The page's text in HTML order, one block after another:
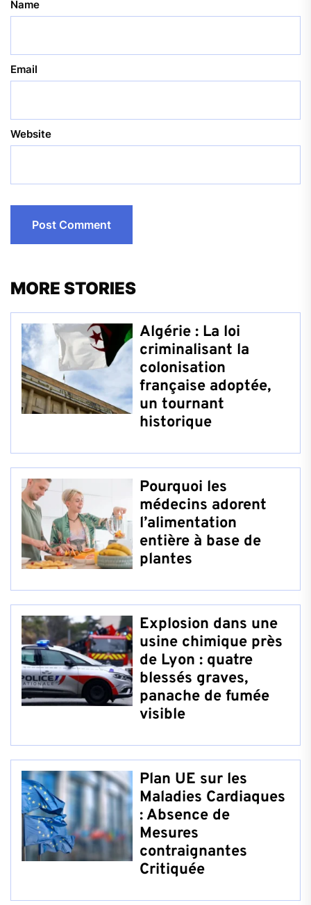
Name
Email
Website
MORE STORIES
Algérie : La loi
criminalisant la
colonisation
française adoptée,
un tournant
historique
Pourquoi les
médecins adorent
l’alimentation
entière à base de
plantes
Explosion dans une
usine chimique près
de Lyon : quatre
blessés graves,
panache de fumée
visible
Plan UE sur les
Maladies Cardiaques
: Absence de
Mesures
contraignantes
Critiquée